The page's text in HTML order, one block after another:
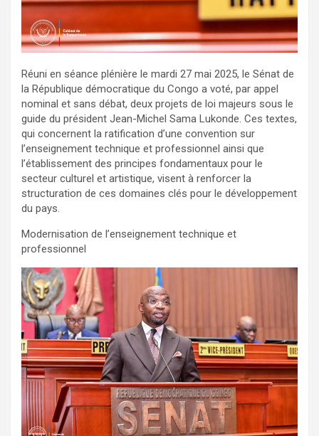
Réuni en séance plénière le mardi 27 mai 2025, le Sénat de
la République démocratique du Congo a voté, par appel
nominal et sans débat, deux projets de loi majeurs sous le
guide du président Jean-Michel Sama Lukonde. Ces textes,
qui concernent la ratification d’une convention sur
l’enseignement technique et professionnel ainsi que
l’établissement des principes fondamentaux pour le
secteur culturel et artistique, visent à renforcer la
structuration de ces domaines clés pour le développement
du pays.
Modernisation de l’enseignement technique et
professionnel